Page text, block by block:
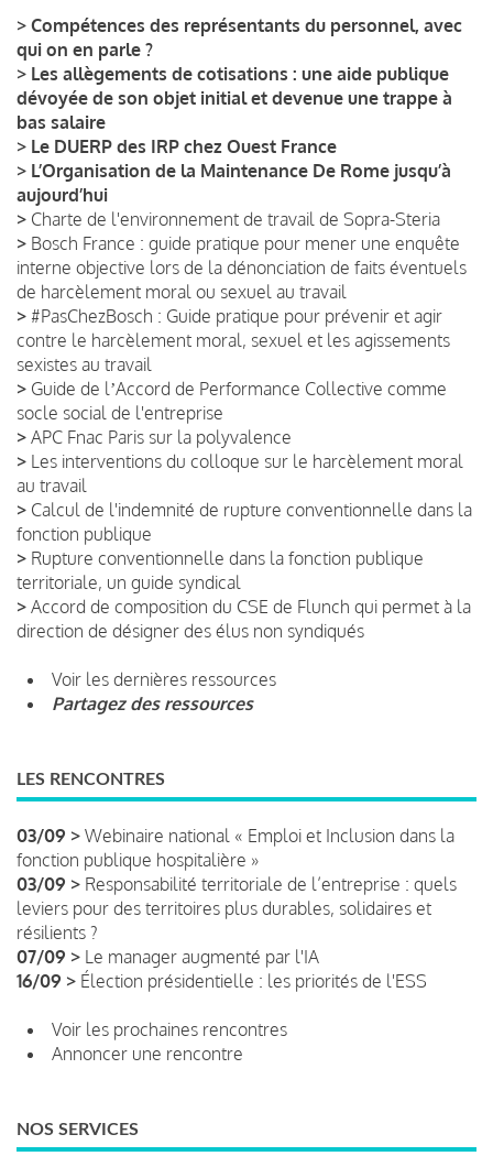
> Compétences des représentants du personnel, avec
qui on en parle ?
> Les allègements de cotisations : une aide publique
dévoyée de son objet initial et devenue une trappe à
bas salaire
> Le DUERP des IRP chez Ouest France
> L’Organisation de la Maintenance De Rome jusqu’à
aujourd’hui
> Charte de l'environnement de travail de Sopra-Steria
> Bosch France : guide pratique pour mener une enquête
interne objective lors de la dénonciation de faits éventuels
de harcèlement moral ou sexuel au travail
> #PasChezBosch : Guide pratique pour prévenir et agir
contre le harcèlement moral, sexuel et les agissements
sexistes au travail
> Guide de lʼAccord de Performance Collective comme
socle social de l'entreprise
> APC Fnac Paris sur la polyvalence
> Les interventions du colloque sur le harcèlement moral
au travail
> Calcul de l'indemnité de rupture conventionnelle dans la
fonction publique
> Rupture conventionnelle dans la fonction publique
territoriale, un guide syndical
> Accord de composition du CSE de Flunch qui permet à la
direction de désigner des élus non syndiqués
Voir les dernières ressources
Partagez des ressources
LES RENCONTRES
03/09 > Webinaire national « Emploi et Inclusion dans la
fonction publique hospitalière »
03/09 > Responsabilité territoriale de l’entreprise : quels
leviers pour des territoires plus durables, solidaires et
résilients ?
07/09 > Le manager augmenté par l'IA
16/09 > Élection présidentielle : les priorités de l'ESS
Voir les prochaines rencontres
Annoncer une rencontre
NOS SERVICES